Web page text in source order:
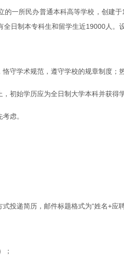
的一所民办普通本科高等学校，创建
日制本专科生和留学生近19000人
守学术规范，遵守学校的规章制度；
初始学历应为全日制大学本科并获得
虑。
投递简历，邮件标题格式为“姓名+应
；